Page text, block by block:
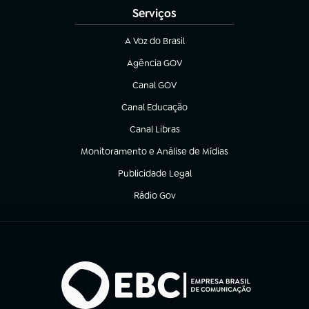
Serviços
A Voz do Brasil
(abre em nova aba)
Agência GOV
(abre em nova aba)
Canal GOV
(abre em nova aba)
Canal Educação
(abre em nova aba)
Canal Libras
(abre em nova aba)
Monitoramento e Análise de Mídias
(abre em nova aba)
Publicidade Legal
(abre em nova aba)
Rádio Gov
(abre em nova aba)